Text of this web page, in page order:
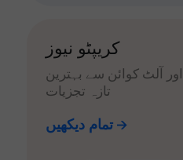
کریپٹو نیوز
اور آلٹ کوائن سے بہترین
تازہ تجزیات
تمام دیکھیں